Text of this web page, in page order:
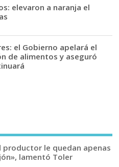
elevaron a naranja el
el Gobierno apelará el
de alimentos y aseguró
productor le quedan apenas
lamentó Toler